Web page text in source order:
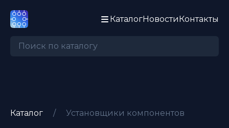
КаталогНовостиКонтакты
Каталог / Установщики компонентов